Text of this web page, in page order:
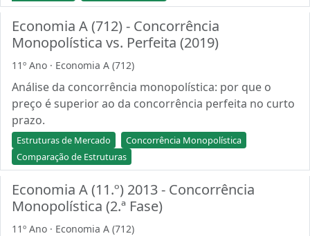
Economia A (712) - Concorrência
Monopolística vs. Perfeita (2019)
11º Ano · Economia A (712)
Análise da concorrência monopolística: por que o
preço é superior ao da concorrência perfeita no curto
prazo.
Estruturas de Mercado
Concorrência Monopolística
Comparação de Estruturas
Economia A (11.º) 2013 - Concorrência
Monopolística (2.ª Fase)
11º Ano · Economia A (712)